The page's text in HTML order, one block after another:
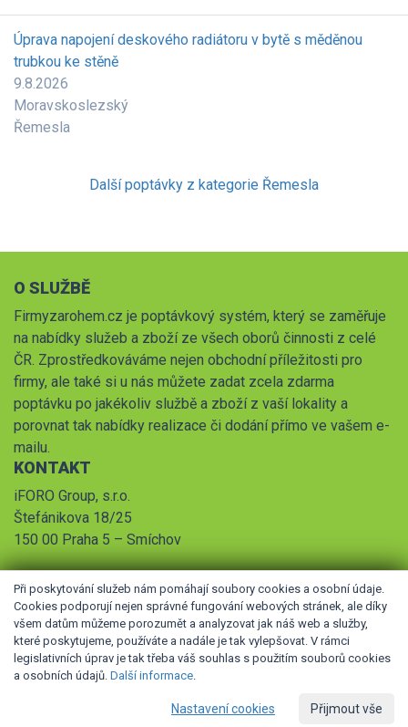
Úprava napojení deskového radiátoru v bytě s měděnou
trubkou ke stěně
9.8.2026
Moravskoslezský
Řemesla
Další poptávky z kategorie Řemesla
O SLUŽBĚ
Firmyzarohem.cz je poptávkový systém, který se zaměřuje
na nabídky služeb a zboží ze všech oborů činnosti z celé
ČR. Zprostředkováváme nejen obchodní příležitosti pro
firmy, ale také si u nás můžete zadat zcela zdarma
poptávku po jakékoliv službě a zboží z vaší lokality a
porovnat tak nabídky realizace či dodání přímo ve vašem e-
mailu.
KONTAKT
iFORO Group, s.r.o.
Štefánikova 18/25
150 00 Praha 5 – Smíchov
© 2026 iFORO Group, s.r.o.,
Při poskytování služeb nám pomáhají soubory cookies a osobní údaje.
Cookies podporují nejen správné fungování webových stránek, ale díky
všem datům můžeme porozumět a analyzovat jak náš web a služby,
které poskytujeme, používáte a nadále je tak vylepšovat. V rámci
legislativních úprav je tak třeba váš souhlas s použitím souborů cookies
a osobních údajů. Další informace.
Nastavení cookies Přijmout vše